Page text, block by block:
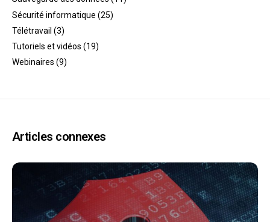
Sécurité informatique (25)
Télétravail (3)
Tutoriels et vidéos (19)
Webinaires (9)
Articles connexes